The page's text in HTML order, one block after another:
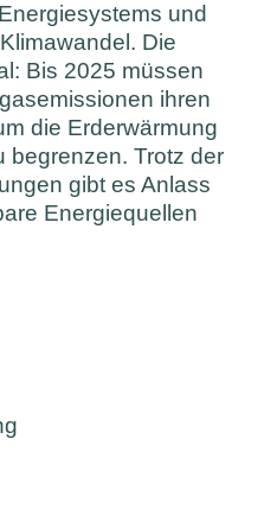
und
Die
Bis 2025 müssen
ihren
die Erderwärmung
begrenzen. Trotz der
gibt es Anlass
Energiequellen